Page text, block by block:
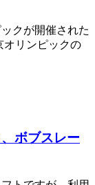
クが開催された
オリンピックの
ボブスレー